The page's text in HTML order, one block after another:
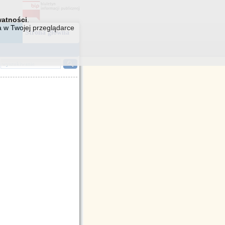
w Twojej przeglądarce
Strona główna